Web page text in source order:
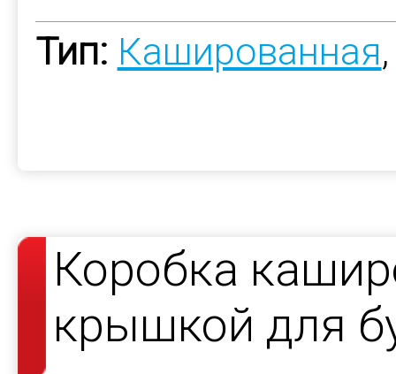
Тип: Кашированная
Коробка
крышкой для